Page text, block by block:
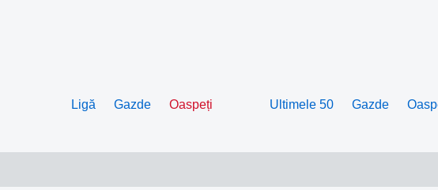
Ligă Gazde Oaspeți Ultimele 50 Gazde